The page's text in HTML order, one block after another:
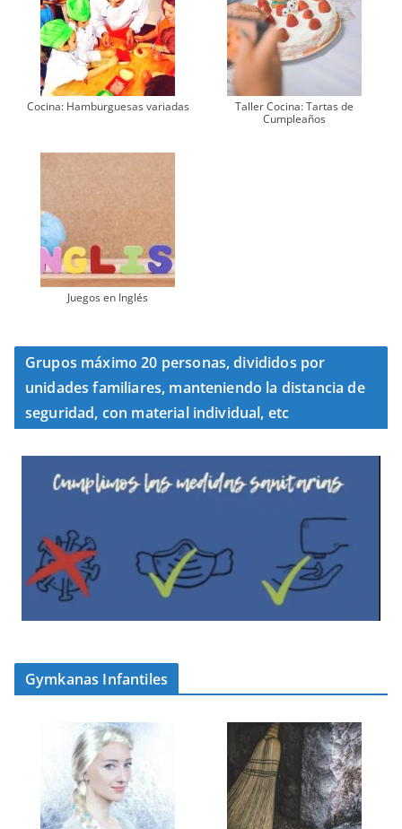
Cocina: Hamburguesas variadas
Taller Cocina: Tartas de
Cumpleaños
Juegos en Inglés
Grupos máximo 20 personas, divididos por
unidades familiares, manteniendo la distancia de
seguridad, con material individual, etc
Gymkanas Infantiles